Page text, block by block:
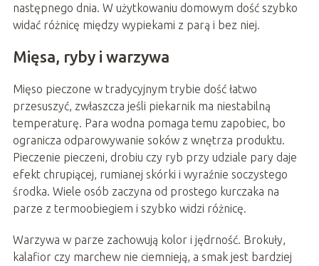
następnego dnia. W użytkowaniu domowym dość szybko
widać różnicę między wypiekami z parą i bez niej.
Mięsa, ryby i warzywa
Mięso pieczone w tradycyjnym trybie dość łatwo
przesuszyć, zwłaszcza jeśli piekarnik ma niestabilną
temperaturę. Para wodna pomaga temu zapobiec, bo
ogranicza odparowywanie soków z wnętrza produktu.
Pieczenie pieczeni, drobiu czy ryb przy udziale pary daje
efekt chrupiącej, rumianej skórki i wyraźnie soczystego
środka. Wiele osób zaczyna od prostego kurczaka na
parze z termoobiegiem i szybko widzi różnicę.
Warzywa w parze zachowują kolor i jędrność. Brokuły,
kalafior czy marchew nie ciemnieją, a smak jest bardziej